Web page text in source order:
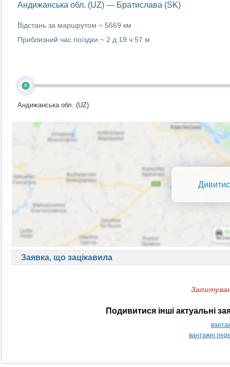
Андижанська обл. (UZ) — Братислава (SK)
Відстань за маршрутом ~ 5669 км
Приблизний час поїздки ~ 2 д 19 ч 57 м
A
Андижанська обл. (UZ)
Заявка, що зацікавила
Подивитися інші актуальні
вантажні